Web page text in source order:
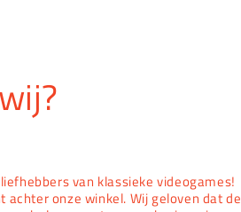
van klassieke videogames!
onze winkel. Wij geloven dat de